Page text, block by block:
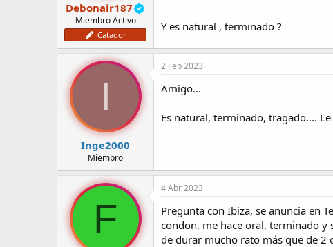
Debonair187
Miembro Activo
Catador
Y es natural , terminado ?
I
Inge2000
Miembro
2 Feb 2023
Amigo...
Es natural, terminado, tragado....
F
4 Abr 2023
Pregunta con Ibiza, se anuncia en
condon, me hace oral, terminado y
de durar mucho rato más que de 2